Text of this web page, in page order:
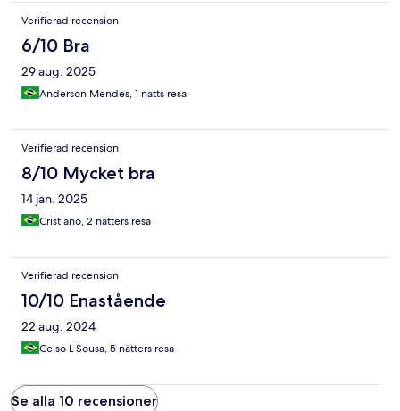
Verifierad recension
6/10 Bra
29 aug. 2025
Anderson Mendes, 1 natts resa
Verifierad recension
8/10 Mycket bra
14 jan. 2025
Cristiano, 2 nätters resa
Verifierad recension
10/10 Enastående
22 aug. 2024
Celso L Sousa, 5 nätters resa
Se alla 10 recensioner